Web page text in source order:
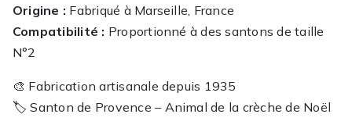
Origine : Fabriqué à Marseille, France
Compatibilité : Proportionné à des santons de taille
N°2
🎨 Fabrication artisanale depuis 1935
🏷️ Santon de Provence – Animal de la crèche de Noël